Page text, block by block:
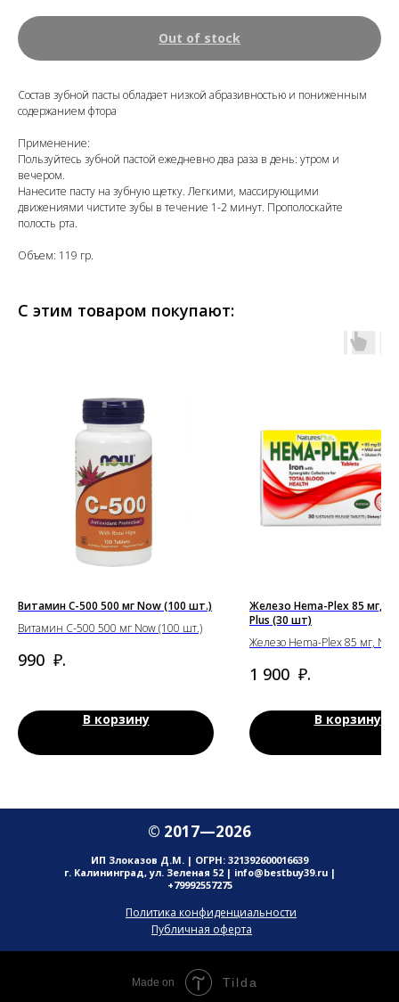
Out of stock
Состав зубной пасты обладает низкой абразивностью и пониженным
содержанием фтора
Применение:
Пользуйтесь зубной пастой ежедневно два раза в день: утром и
вечером.
Нанесите пасту на зубную щетку. Легкими, массирующими
движениями чистите зубы в течение 1-2 минут. Прополоскайте
полость рта.
Объем: 119 гр.
С этим товаром покупают:
Витамин C-500 500 мг Now (100 шт.)
Витамин C-500 500 мг Now (100 шт.)
990 ₽.
В корзину
Железо Hema-Plex 85 мг,
Plus (30 шт)
Железо Hema-Plex 85 мг,
1 900 ₽.
В корзину
© 2017—2026
ИП Злоказов Д.М. | ОГРН: 321392600016639
г. Калининград, ул. Зеленая 52 | info@bestbuy39.ru |
+79992557275
Политика конфиденциальности
Публичная оферта
Made on Tilda